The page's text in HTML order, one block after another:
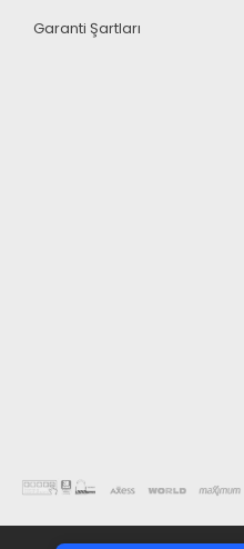
7/24 Canlı Destek
Garanti Şartları